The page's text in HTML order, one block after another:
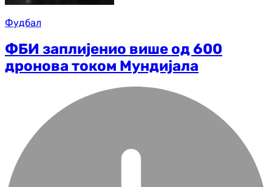
Фудбал
ФБИ заплијенио више од 600
дронова током Мундијала